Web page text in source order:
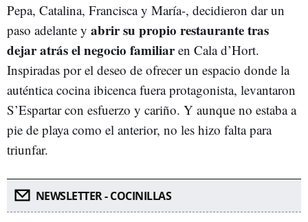
Pepa, Catalina, Francisca y María-, decidieron dar un
paso adelante y abrir su propio restaurante tras
dejar atrás el negocio familiaren Cala d’Hort.
Inspiradas por el deseo de ofrecer un espacio donde la
auténtica cocina ibicenca fuera protagonista, levantaron
S’Espartar con esfuerzo y cariño. Y aunque no estaba a
pie de playa como el anterior, no les hizo falta para
triunfar.
NEWSLETTER - COCINILLAS